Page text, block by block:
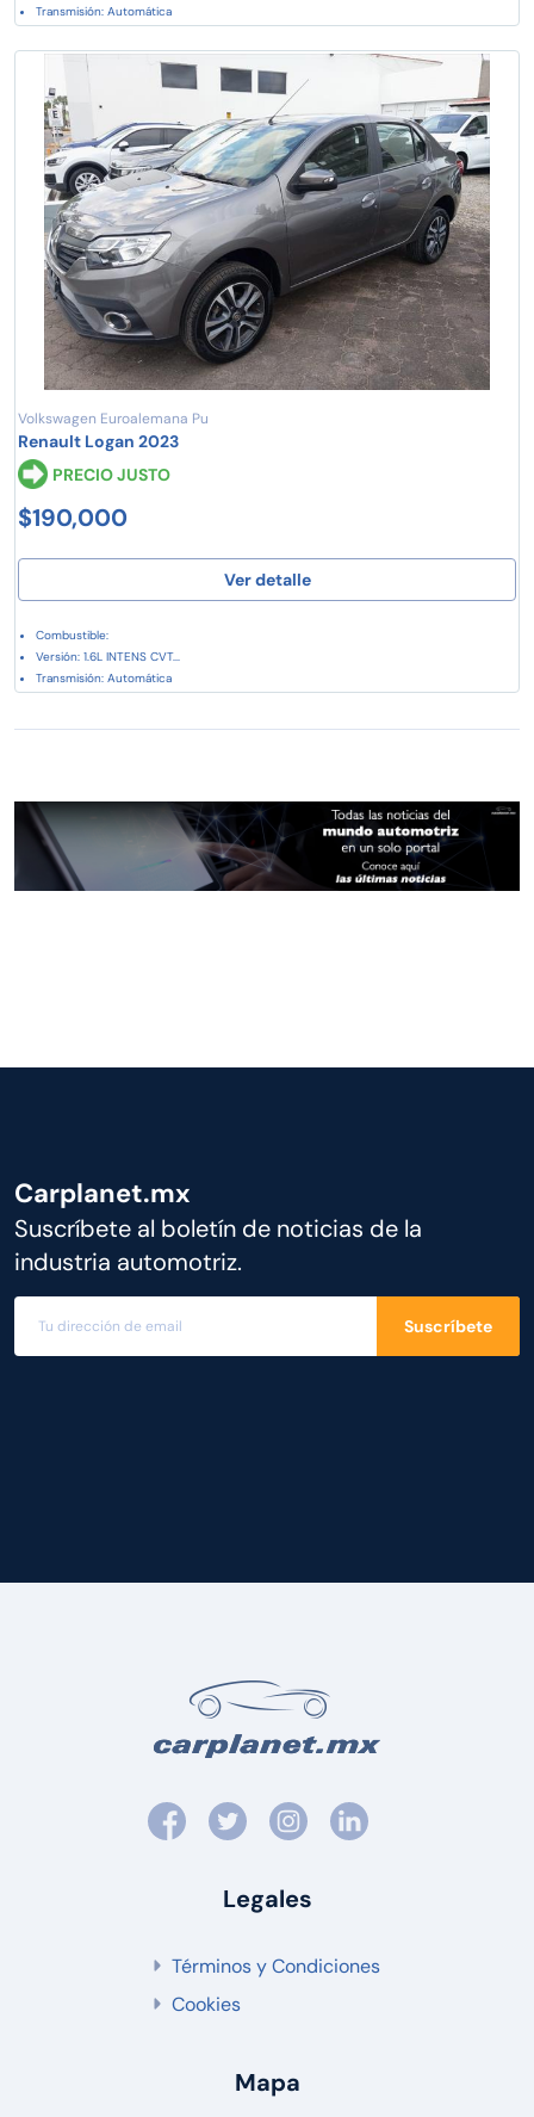
Transmisión: Automática
Volkswagen Euroalemana Pu
Renault Logan 2023
PRECIO JUSTO
$190,000
Ver detalle
Combustible:
Versión: 1.6L INTENS CVT...
Transmisión: Automática
Carplanet.mx
Suscríbete al boletín de noticias de la
industria automotriz.
Suscríbete
Legales
Términos y Condiciones
Cookies
Mapa